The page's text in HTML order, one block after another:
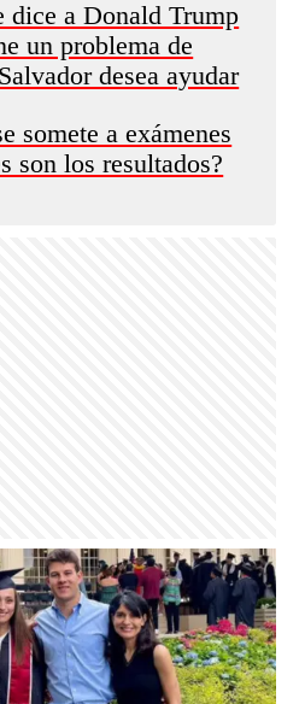
dice a Donald Trump
un problema de
desea ayudar
somete a exámenes
son los resultados?